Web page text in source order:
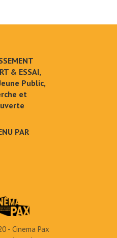
& ESSAI,
Public,
et
PAR
- Cinema Pax